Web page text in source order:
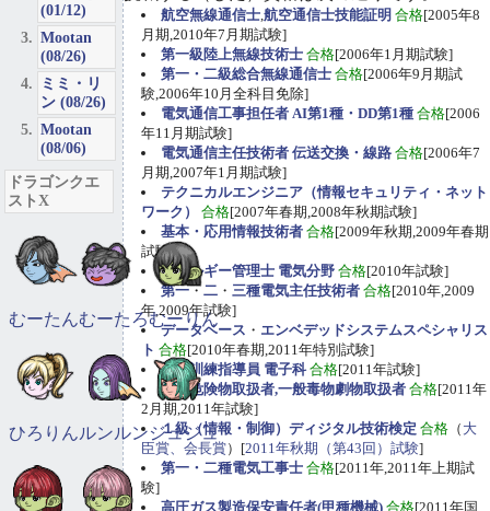
航空無線通信士,航空通信士技能証明 合格[2005年8
月期,2010年7月期試験]
第一級陸上無線技術士 合格[2006年1月期試験]
第一・二級総合無線通信士 合格[2006年9月期試
験,2006年10月全科目免除]
電気通信工事担任者 AI第1種・DD第1種 合格[2006
年11月期試験]
電気通信主任技術者 伝送交換・線路 合格[2006年7
月期,2007年1月期試験]
テクニカルエンジニア（情報セキュリティ・ネット
ワーク）
合格[2007年春期,2008年秋期試験]
基本・応用情報技術者 合格[2009年秋期,2009年春期
試験]
エネルギー管理士 電気分野 合格[2010年試験]
第一・二 ・ 三種電気主任技術者 合格[2010年,2009
年,2009年試験]
データベース ・ エンベデッドシステムスペシャリス
ト 合格[2010年春期,2011年特別試験]
職業訓練指導員 電子科 合格[2011年試験]
甲種危険物取扱者,一般毒物劇物取扱者 合格[2011年
2月期,2011年試験]
１級（情報・制御）ディジタル技術検定 合格 （ 大
臣賞、会長賞）[2011年秋期（第43回）試験]
第一・二種電気工事士 合格[2011年,2011年上期試
験]
高圧ガス製造保安責任者(甲種機械) 合格[2011年国
(01/12)
Mootan
(08/26)
ミミ・リ
ン (08/26)
Mootan
(08/06)
ドラゴンクエ
ストX
むーたんむーたろむーりん
ひろりんルンルンジュジュ